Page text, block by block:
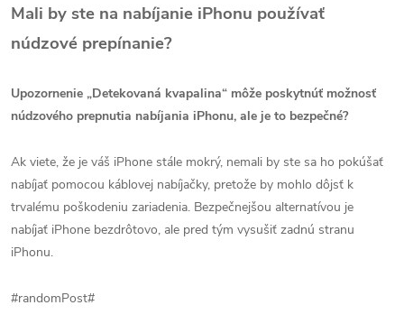
Mali by ste na nabíjanie iPhonu používať
núdzové prepínanie?
Upozornenie „Detekovaná kvapalina“ môže poskytnúť možnosť
núdzového prepnutia nabíjania iPhonu, ale je to bezpečné?
Ak viete, že je váš iPhone stále mokrý, nemali by ste sa ho pokúšať
nabíjať pomocou káblovej nabíjačky, pretože by mohlo dôjsť k
trvalému poškodeniu zariadenia. Bezpečnejšou alternatívou je
nabíjať iPhone bezdrôtovo, ale pred tým vysušiť zadnú stranu
iPhonu.
#randomPost#